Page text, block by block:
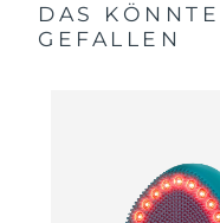
DAS
GEFALLEN